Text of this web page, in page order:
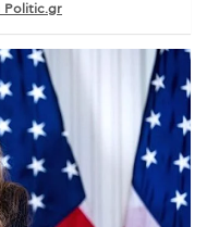
Politic.gr